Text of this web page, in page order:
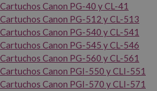
Cartuchos Canon PG-40 y CL-41
Cartuchos Canon PG-512 y CL-513
Cartuchos Canon PG-540 y CL-541
Cartuchos Canon PG-545 y CL-546
Cartuchos Canon PG-560 y CL-561
Cartuchos Canon PGI-550 y CLI-551
Cartuchos Canon PGI-570 y CLI-571